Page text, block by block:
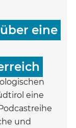
eine
eine
und